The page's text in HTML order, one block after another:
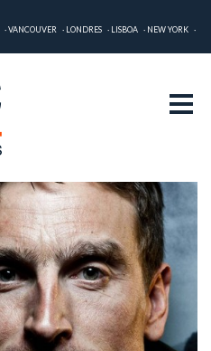
VANCOUVER LONDRES LISBOA
NEW YORK